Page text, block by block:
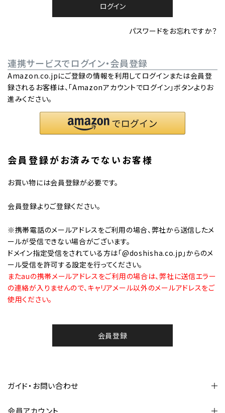
ログイン
パスワードをお忘れですか？
連携サービスでログイン・会員登録
Amazon.co.jpにご登録の情報を利用してログインまたは会員登
録されるお客様は、「Amazonアカウントでログイン」ボタンよりお
進みください。
会員登録がお済みでないお客様
お買い物には会員登録が必要です。
会員登録よりご登録ください。
※携帯電話のメールアドレスをご利用の場合、弊社から送信したメ
ールが受信できない場合がございます。
ドメイン指定受信をされている方は「@doshisha.co.jp」からのメ
ール受信を許可する設定を行ってください。
またauの携帯メールアドレスをご利用の場合は、弊社に送信エラー
の連絡が入りませんので、キャリアメール以外のメールアドレスをご
使用ください。
会員登録
ガイド・お問い合わせ
会員アカウント